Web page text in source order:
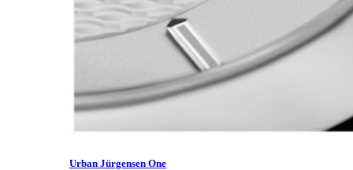
Urban Jürgensen One